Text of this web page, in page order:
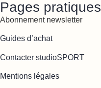
Pages pratiques
Abonnement newsletter
Guides d’achat
Contacter studioSPORT
Mentions légales